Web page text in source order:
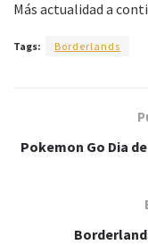
Más actualidad a
Tags: Borderlands
Pokemon Go Dia